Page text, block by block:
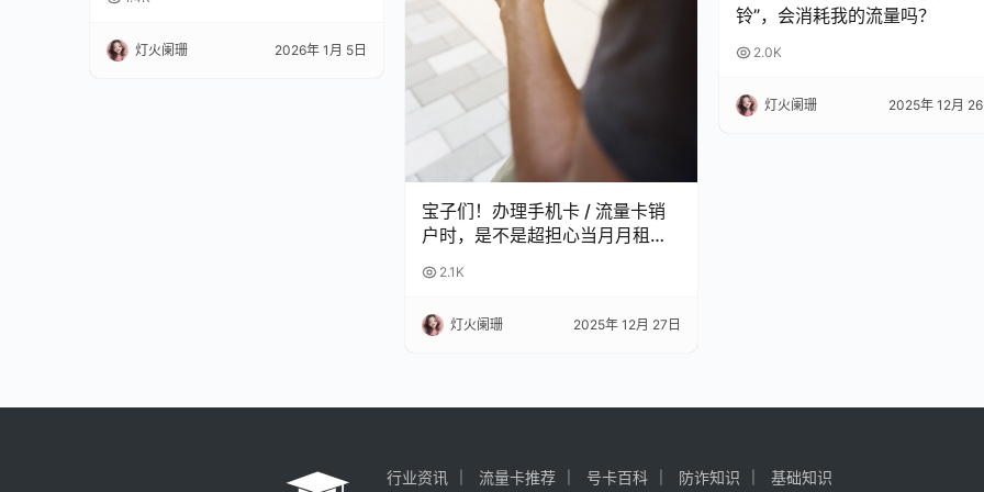
灯火阑珊 2026年 1月 5日
宝子们！办理手机卡 / 流量卡销
户时，是不是超担心当月月租白
完再也不怕被坑啦！
2.1K
灯火阑珊 2025年 12月 27日
铃”，会消耗我的流量吗？
2.0K
灯火阑珊 2025年 12月
行业资讯 流量卡推荐 号卡百科 防诈知识 基础知识